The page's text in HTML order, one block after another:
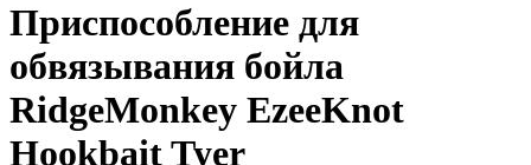
Приспособление для
обвязывания бойла
RidgeMonkey EzeeKnot
Hookbait Tyer